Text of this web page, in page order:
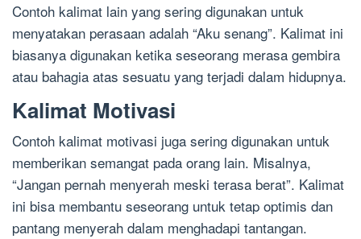
Contoh kalimat lain yang sering digunakan untuk
menyatakan perasaan adalah “Aku senang”. Kalimat ini
biasanya digunakan ketika seseorang merasa gembira
atau bahagia atas sesuatu yang terjadi dalam hidupnya.
Kalimat Motivasi
Contoh kalimat motivasi juga sering digunakan untuk
memberikan semangat pada orang lain. Misalnya,
“Jangan pernah menyerah meski terasa berat”. Kalimat
ini bisa membantu seseorang untuk tetap optimis dan
pantang menyerah dalam menghadapi tantangan.